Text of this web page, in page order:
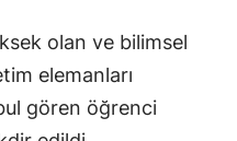
olan ve bilimsel
elemanları
gören öğrenci